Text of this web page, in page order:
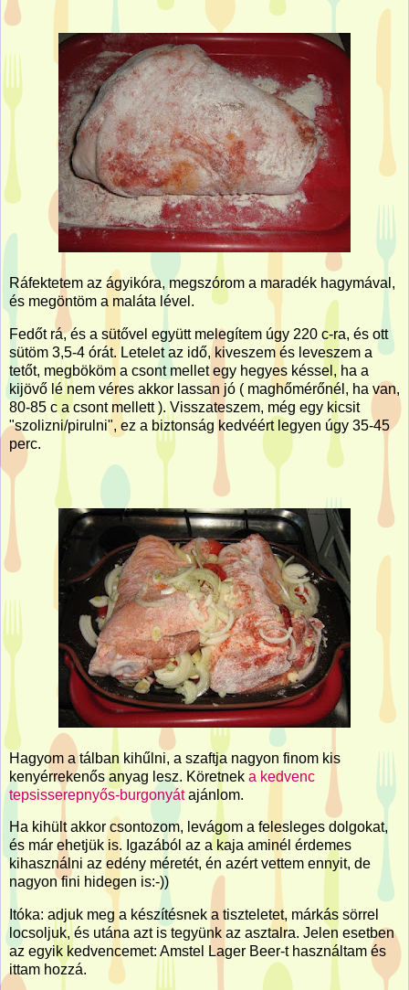
Ráfektetem az ágyikóra, megszórom a maradék hagymával,
és megöntöm a maláta lével.
Fedőt rá, és a sütővel együtt melegítem úgy 220 c-ra, és ott
sütöm 3,5-4 órát. Letelet az idő, kiveszem és leveszem a
tetőt, megbököm a csont mellet egy hegyes késsel, ha a
kijövő lé nem véres akkor lassan jó ( maghőmérőnél, ha van,
80-85 c a csont mellett ). Visszateszem, még egy kicsit
"szolizni/pirulni", ez a biztonság kedvéért legyen úgy 35-45
perc.
Hagyom a tálban kihűlni, a szaftja nagyon finom kis
kenyérrekenős anyag lesz. Köretnek a kedvenc
tepsisserepnyős-burgonyátajánlom.
Ha kihült akkor csontozom, levágom a felesleges dolgokat,
és már ehetjük is. Igazából az a kaja aminél érdemes
kihasználni az edény méretét, én azért vettem ennyit, de
nagyon fini hidegen is:-))
Itóka: adjuk meg a készítésnek a tiszteletet, márkás sörrel
locsoljuk, és utána azt is tegyünk az asztalra. Jelen esetben
az egyik kedvencemet: Amstel Lager Beer-t használtam és
ittam hozzá.